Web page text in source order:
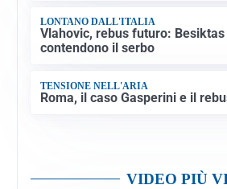
LONTANO DALL'ITALIA
Vlahovic, rebus futuro:
contendono il serbo
TENSIONE NELL'ARIA
Roma, il caso Gasperini e il
VIDEO PIÙ